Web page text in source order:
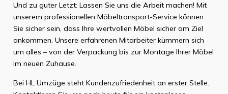
Und zu guter Letzt: Lassen Sie uns die Arbeit machen! Mit
unserem professionellen Möbeltransport-Service können
Sie sicher sein, dass Ihre wertvollen Möbel sicher am Ziel
ankommen. Unsere erfahrenen Mitarbeiter kümmern sich
um alles – von der Verpackung bis zur Montage Ihrer Möbel
im neuen Zuhause.
Bei HL Umzüge steht Kundenzufriedenheit an erster Stelle.